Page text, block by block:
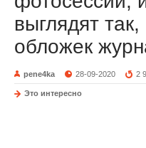
выглядят
обложек
pene4ka 28-09-2020 2
Это интересно